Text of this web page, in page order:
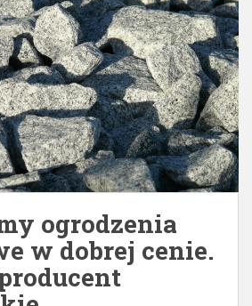
ogrodzenia
w dobrej cenie.